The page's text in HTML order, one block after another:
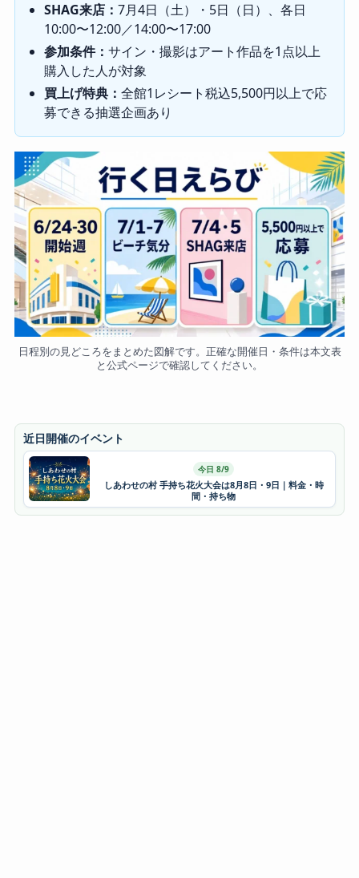
SHAG来店： 7月4日（土）・5日（日）、各日
10:00〜12:00／14:00〜17:00
参加条件： サイン・撮影はアート作品を1点以上
購入した人が対象
買上げ特典： 全館1レシート税込5,500円以上で応
募できる抽選企画あり
日程別の見どころをまとめた図解です。正確な開催日・条件は本文表
と公式ページで確認してください。
近日開催のイベント
今日 8/9
しあわせの村 手持ち花火大会は8月8日・9日｜料金・時
間・持ち物